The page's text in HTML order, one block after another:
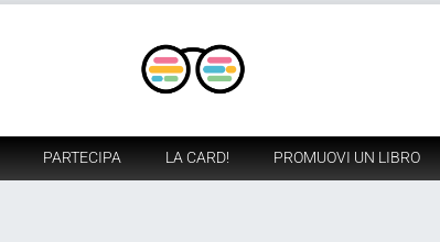
PARTECIPA LA CARD! PROMUOVI UN LIBRO